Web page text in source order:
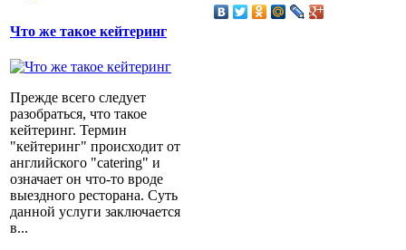
Что же такое кейтеринг
Прежде всего следует
разобраться, что такое
кейтеринг. Термин
"кейтеринг" происходит от
английского "catering" и
означает он что-то вроде
выездного ресторана. Суть
данной услуги заключается
в...